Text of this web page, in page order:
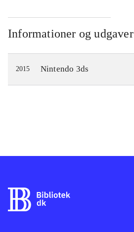
Informationer og udgaver
2015 Nintendo 3ds